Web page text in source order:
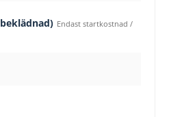
Endast startkostnad /